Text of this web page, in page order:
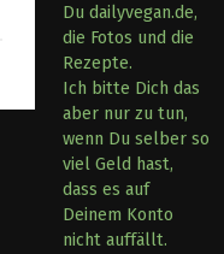
Du dailyvegan.de,
die Fotos und die
Rezepte.
Ich bitte Dich das
aber nur zu tun,
wenn Du selber so
viel Geld hast,
dass es auf
Deinem Konto
nicht auffällt.